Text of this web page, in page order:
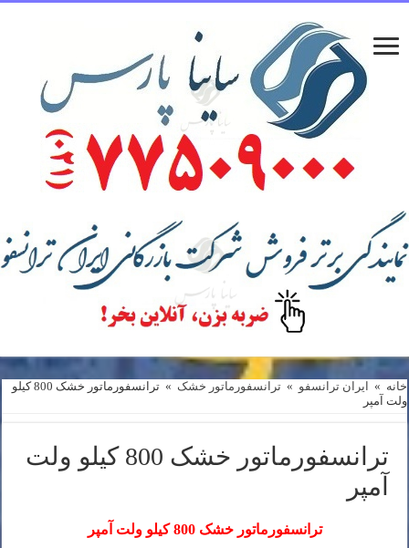
خانه » ایران ترانسفو » ترانسفورماتور خشک »
ترانسفورماتور خشک 800 کیلو
ولت آمپر
ترانسفورماتور خشک 800 کیلو ولت
آمپر
ترانسفورماتور خشک 800 کیلو ولت آمپر